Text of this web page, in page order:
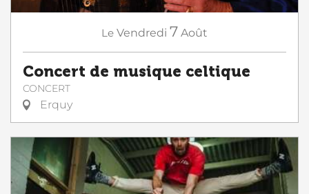
Le Vendredi 7 Août
Concert de musique celtique
CONCERT
Erquy